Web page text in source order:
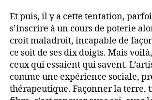
Et puis, il y a cette tentation,
s’inscrire à un cours de poterie
croit maladroit, incapable de
ce soit de ses dix doigts. Mais
ceux qui essaient qui savent.
comme une expérience sociale,
thérapeutique. Façonner la terre,